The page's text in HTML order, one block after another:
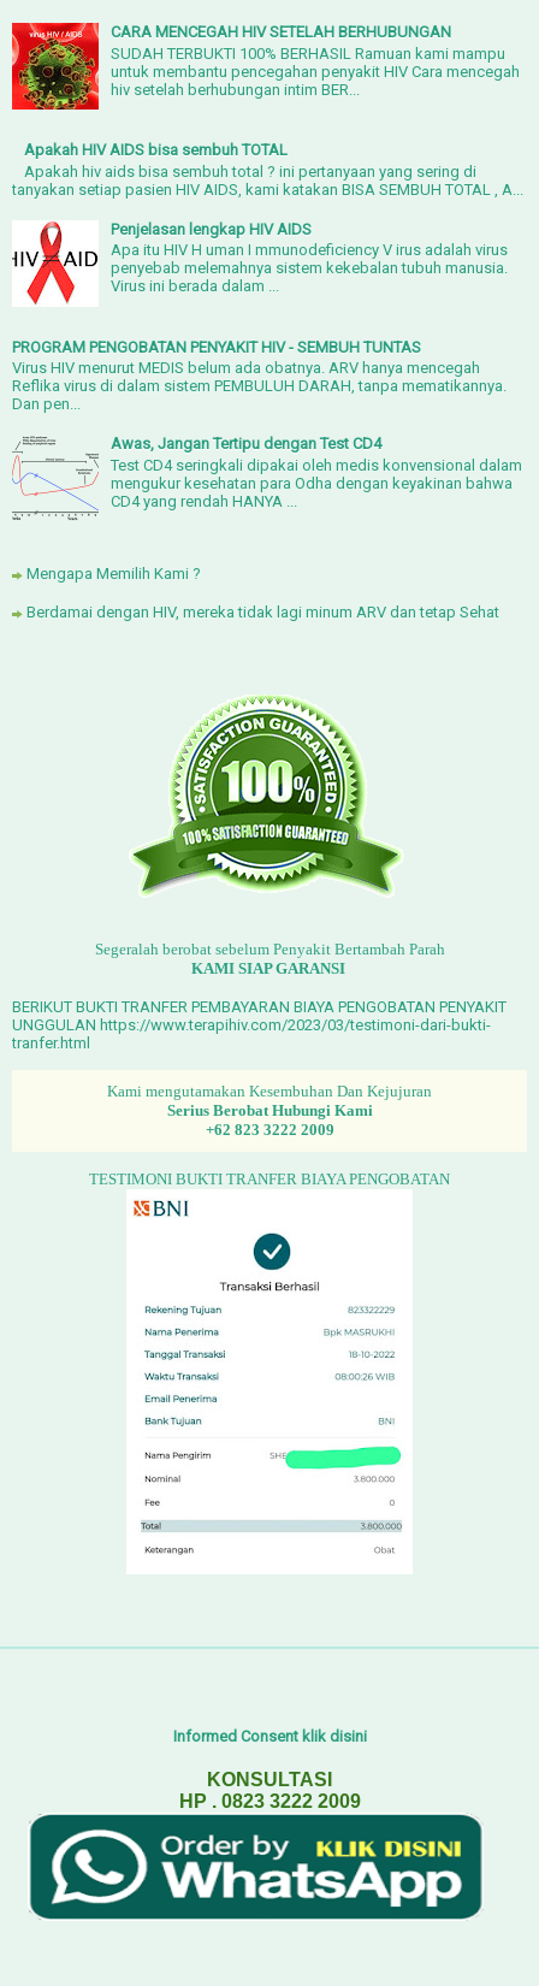
CARA MENCEGAH HIV SETELAH BERHUBUNGAN
SUDAH TERBUKTI 100% BERHASIL Ramuan kami mampu
untuk membantu pencegahan penyakit HIV Cara mencegah
hiv setelah berhubungan intim BER...
Apakah HIV AIDS bisa sembuh TOTAL
Apakah hiv aids bisa sembuh total ? ini pertanyaan yang sering di
tanyakan setiap pasien HIV AIDS, kami katakan BISA SEMBUH TOTAL , A...
Penjelasan lengkap HIV AIDS
Apa itu HIV H uman I mmunodeficiency V irus adalah virus
penyebab melemahnya sistem kekebalan tubuh manusia.
Virus ini berada dalam ...
PROGRAM PENGOBATAN PENYAKIT HIV - SEMBUH TUNTAS
Virus HIV menurut MEDIS belum ada obatnya. ARV hanya mencegah
Reflika virus di dalam sistem PEMBULUH DARAH, tanpa mematikannya.
Dan pen...
Awas, Jangan Tertipu dengan Test CD4
Test CD4 seringkali dipakai oleh medis konvensional dalam
mengukur kesehatan para Odha dengan keyakinan bahwa
CD4 yang rendah HANYA ...
Mengapa Memilih Kami ?
Berdamai dengan HIV, mereka tidak lagi minum ARV dan tetap Sehat
Segeralah berobat sebelum Penyakit Bertambah Parah
KAMI SIAP GARANSI
BERIKUT BUKTI TRANFER PEMBAYARAN BIAYA PENGOBATAN PENYAKIT
UNGGULAN https://www.terapihiv.com/2023/03/testimoni-dari-bukti-
tranfer.html
Kami mengutamakan Kesembuhan Dan Kejujuran
Serius Berobat Hubungi Kami
+62 823 3222 2009
TESTIMONI BUKTI TRANFER BIAYA PENGOBATAN
Informed Consent klik disini
KONSULTASI
HP . 0823 3222 2009